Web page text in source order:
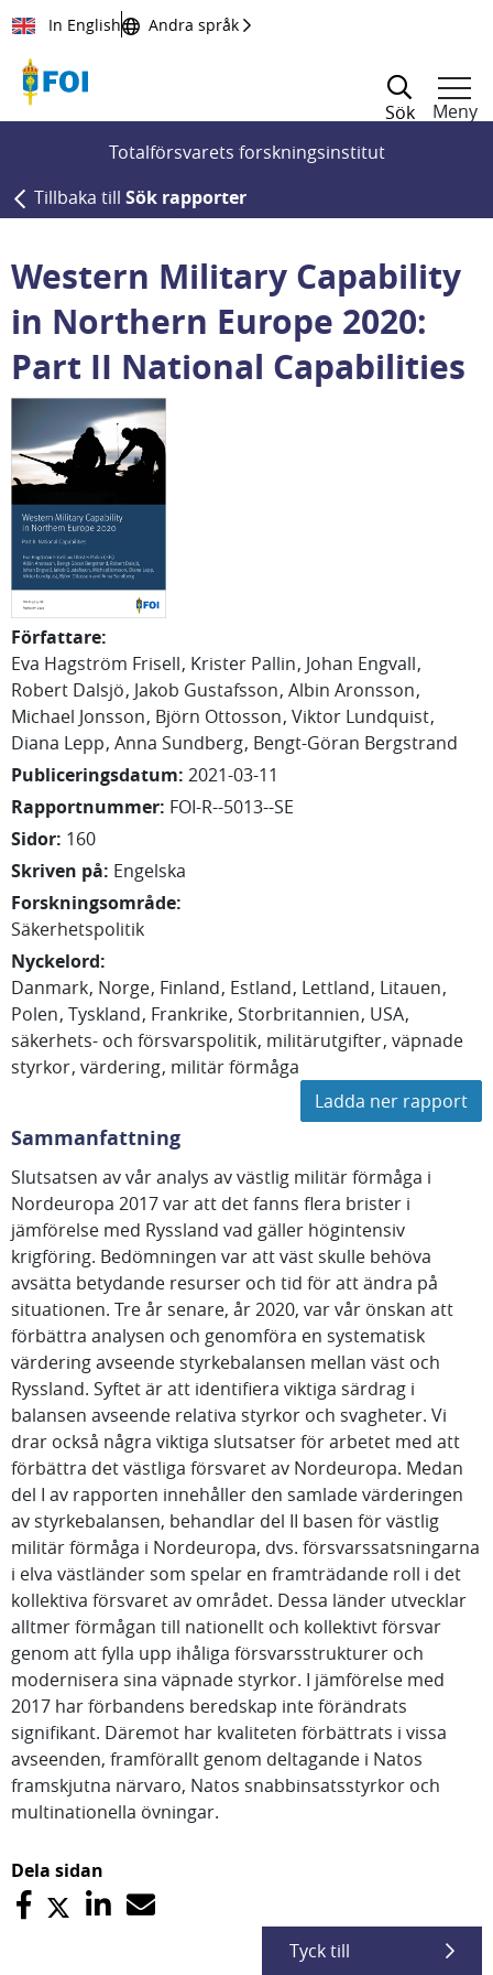
Till innehållet
In English Andra språk
Sök
Meny
Totalförsvarets forskningsinstitut
Tillbaka till Sök rapporter
Western Military Capability
in Northern Europe 2020:
Part II National Capabilities
Författare:
Eva Hagström Frisell Krister Pallin Johan Engvall
Robert Dalsjö Jakob Gustafsson Albin Aronsson
Michael Jonsson Björn Ottosson Viktor Lundquist
Diana Lepp Anna Sundberg Bengt-Göran Bergstrand
Publiceringsdatum: 2021-03-11
Rapportnummer: FOI-R--5013--SE
Sidor: 160
Skriven på: Engelska
Forskningsområde:
Säkerhetspolitik
Nyckelord:
Danmark Norge Finland Estland Lettland Litauen
Polen Tyskland Frankrike Storbritannien USA
säkerhets- och försvarspolitik militärutgifter väpnade
styrkor värdering militär förmåga
Ladda ner rapport
Sammanfattning
Slutsatsen av vår analys av västlig militär förmåga i
Nordeuropa 2017 var att det fanns flera brister i
jämförelse med Ryssland vad gäller högintensiv
krigföring. Bedömningen var att väst skulle behöva
avsätta betydande resurser och tid för att ändra på
situationen. Tre år senare, år 2020, var vår önskan att
förbättra analysen och genomföra en systematisk
värdering avseende styrkebalansen mellan väst och
Ryssland. Syftet är att identifiera viktiga särdrag i
balansen avseende relativa styrkor och svagheter. Vi
drar också några viktiga slutsatser för arbetet med att
förbättra det västliga försvaret av Nordeuropa. Medan
del I av rapporten innehåller den samlade värderingen
av styrkebalansen, behandlar del II basen för västlig
militär förmåga i Nordeuropa, dvs. försvarssatsningarna
i elva västländer som spelar en framträdande roll i det
kollektiva försvaret av området. Dessa länder utvecklar
alltmer förmågan till nationellt och kollektivt försvar
genom att fylla upp ihåliga försvarsstrukturer och
modernisera sina väpnade styrkor. I jämförelse med
2017 har förbandens beredskap inte förändrats
signifikant. Däremot har kvaliteten förbättrats i vissa
avseenden, framförallt genom deltagande i Natos
framskjutna närvaro, Natos snabbinsatsstyrkor och
multinationella övningar.
Dela sidan
Tyck till